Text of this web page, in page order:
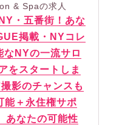
& Spaの求人
・五番街！あな
掲載・NYコレ
なNYの一流サロ
をスタートしま
影のチャンスも
能＋永住権サポ
なたの可能性